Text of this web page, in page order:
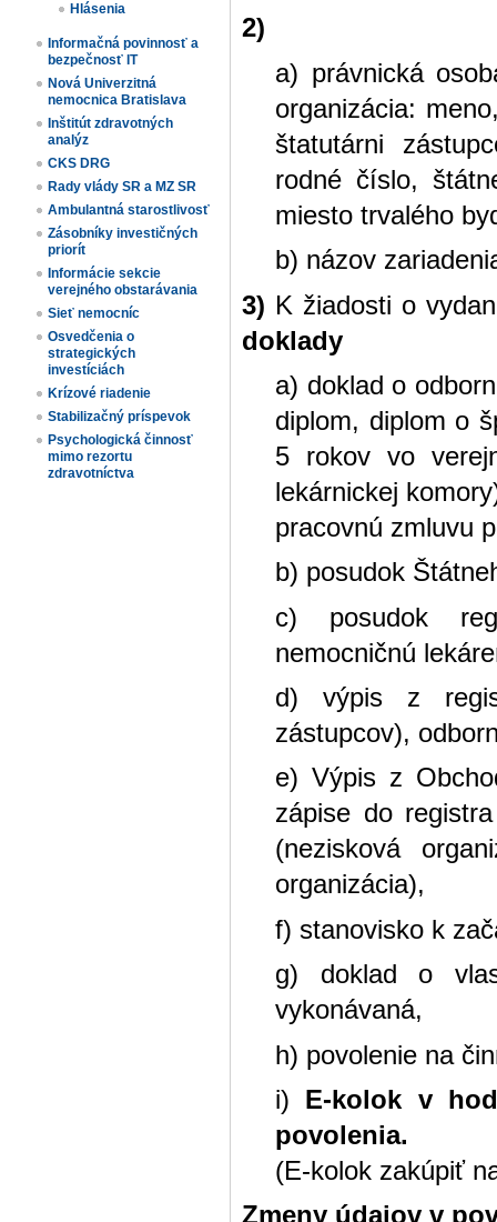
Hlásenia
Informačná povinnosť a
bezpečnosť IT
Nová Univerzitná
nemocnica Bratislava
Inštitút zdravotných
analýz
CKS DRG
Rady vlády SR a MZ SR
Ambulantná starostlivosť
Zásobníky investičných
priorít
Informácie sekcie
verejného obstarávania
Sieť nemocníc
Osvedčenia o
strategických
investíciách
Krízové riadenie
Stabilizačný príspevok
Psychologická činnosť
mimo rezortu
zdravotníctva
2)
a) právnická
organizácia:
štatutárni
rodné číslo,
miesto trvalého
b) názov
3) K žiadosti o
doklady
a) doklad o
diplom, diplom o
5 rokov vo
lekárnickej
pracovnú zmluvu
b) posudok
c) posudok
nemocničnú
d) výpis z
zástupcov),
e) Výpis z
zápise do
(nezisková
organizácia),
f) stanovisko k
g) doklad o
vykonávaná,
h) povolenie na
i) E-kolok v
povolenia.
(E-kolok zakúpiť
Zmeny údajov v